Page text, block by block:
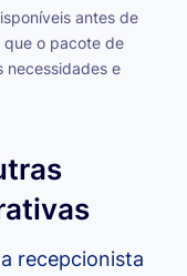
antes de
o pacote de
necessidades e
recepcionista